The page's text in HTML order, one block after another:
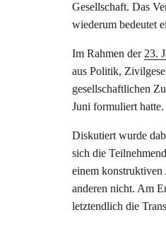
Gesellschaft. Das
wiederum bedeutet
Im Rahmen der 23.
aus Politik,
gesellschaftlichen
Juni formuliert hatte.
Diskutiert wurde
sich die
einem konstruktiven
anderen nicht. Am
letztendlich die